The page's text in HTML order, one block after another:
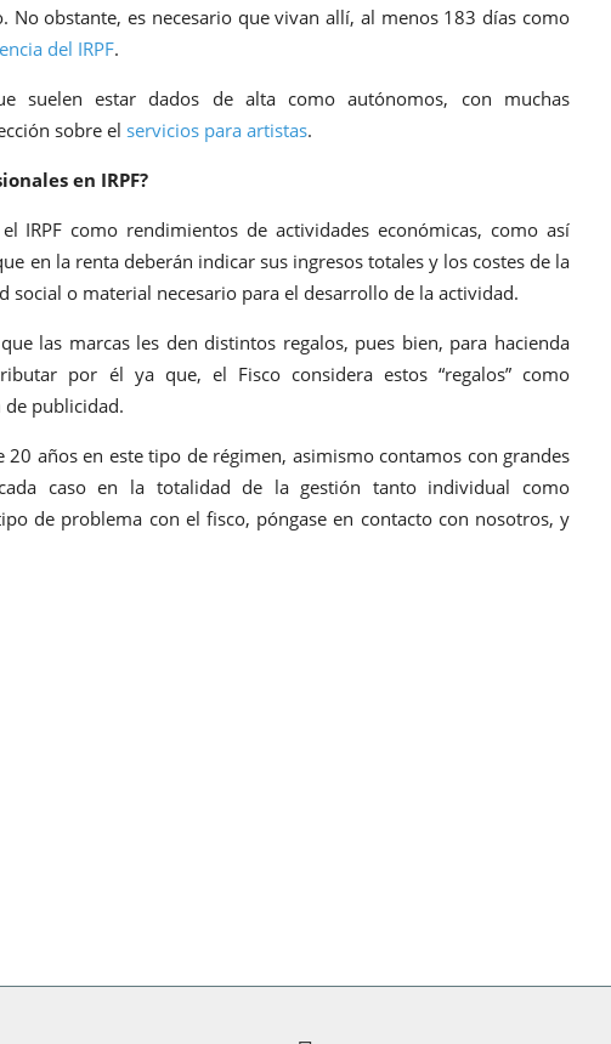
No obstante, es necesario que vivan allí, al menos 183 días como
del IRPF.
suelen estar dados de alta como autónomos, con muchas
sobre el servicios para artistas.
en IRPF?
IRPF como rendimientos de actividades económicas, como así
en la renta deberán indicar sus ingresos totales y los costes de la
social o material necesario para el desarrollo de la actividad.
las marcas les den distintos regalos, pues bien, para hacienda
por él ya que, el Fisco considera estos “regalos” como
de publicidad.
20 años en este tipo de régimen, asimismo contamos con grandes
caso en la totalidad de la gestión tanto individual como
de problema con el fisco, póngase en contacto con nosotros, y